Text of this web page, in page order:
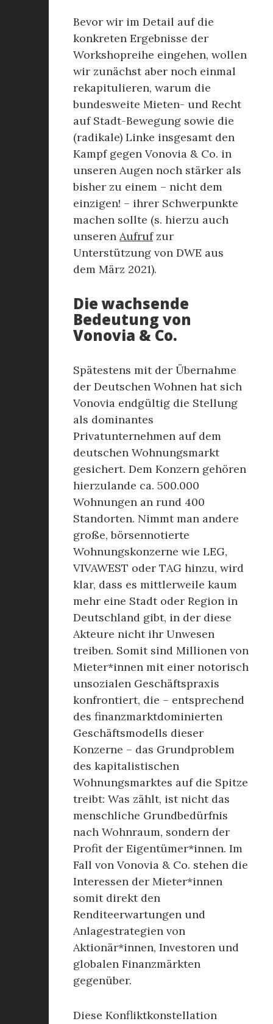
Bevor wir im Detail auf die
konkreten Ergebnisse der
Workshopreihe eingehen, wollen
wir zunächst aber noch einmal
rekapitulieren, warum die
bundesweite Mieten- und Recht
auf Stadt-Bewegung sowie die
(radikale) Linke insgesamt den
Kampf gegen Vonovia & Co. in
unseren Augen noch stärker als
bisher zu einem – nicht dem
einzigen! – ihrer Schwerpunkte
machen sollte (s. hierzu auch
unseren Aufrufzur
Unterstützung von DWE aus
dem März 2021).
Die wachsende
Bedeutung von
Vonovia & Co.
Spätestens mit der Übernahme
der Deutschen Wohnen hat sich
Vonovia endgültig die Stellung
als dominantes
Privatunternehmen auf dem
deutschen Wohnungsmarkt
gesichert. Dem Konzern gehören
hierzulande ca. 500.000
Wohnungen an rund 400
Standorten. Nimmt man andere
große, börsennotierte
Wohnungskonzerne wie LEG,
VIVAWEST oder TAG hinzu, wird
klar, dass es mittlerweile kaum
mehr eine Stadt oder Region in
Deutschland gibt, in der diese
Akteure nicht ihr Unwesen
treiben. Somit sind Millionen von
Mieter*innen mit einer notorisch
unsozialen Geschäftspraxis
konfrontiert, die – entsprechend
des finanzmarktdominierten
Geschäftsmodells dieser
Konzerne – das Grundproblem
des kapitalistischen
Wohnungsmarktes auf die Spitze
treibt: Was zählt, ist nicht das
menschliche Grundbedürfnis
nach Wohnraum, sondern der
Profit der Eigentümer*innen. Im
Fall von Vonovia & Co. stehen die
Interessen der Mieter*innen
somit direkt den
Renditeerwartungen und
Anlagestrategien von
Aktionär*innen, Investoren und
globalen Finanzmärkten
gegenüber.
Diese Konfliktkonstellation